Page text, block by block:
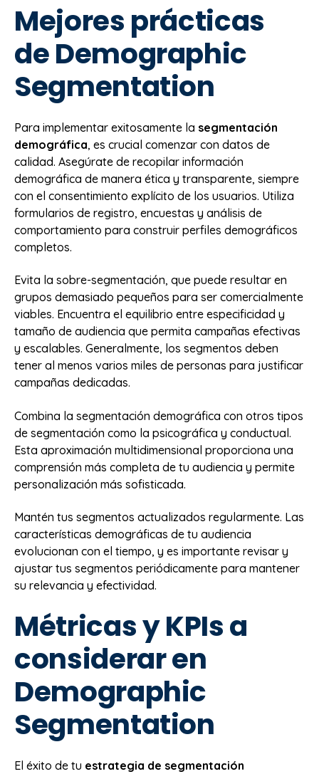
Mejores prácticas
de Demographic
Segmentation
Para implementar exitosamente la segmentación
demográfica, es crucial comenzar con datos de
calidad. Asegúrate de recopilar información
demográfica de manera ética y transparente, siempre
con el consentimiento explícito de los usuarios. Utiliza
formularios de registro, encuestas y análisis de
comportamiento para construir perfiles demográficos
completos.
Evita la sobre-segmentación, que puede resultar en
grupos demasiado pequeños para ser comercialmente
viables. Encuentra el equilibrio entre especificidad y
tamaño de audiencia que permita campañas efectivas
y escalables. Generalmente, los segmentos deben
tener al menos varios miles de personas para justificar
campañas dedicadas.
Combina la segmentación demográfica con otros tipos
de segmentación como la psicográfica y conductual.
Esta aproximación multidimensional proporciona una
comprensión más completa de tu audiencia y permite
personalización más sofisticada.
Mantén tus segmentos actualizados regularmente. Las
características demográficas de tu audiencia
evolucionan con el tiempo, y es importante revisar y
ajustar tus segmentos periódicamente para mantener
su relevancia y efectividad.
Métricas y KPIs a
considerar en
Demographic
Segmentation
El éxito de tu estrategia de segmentación